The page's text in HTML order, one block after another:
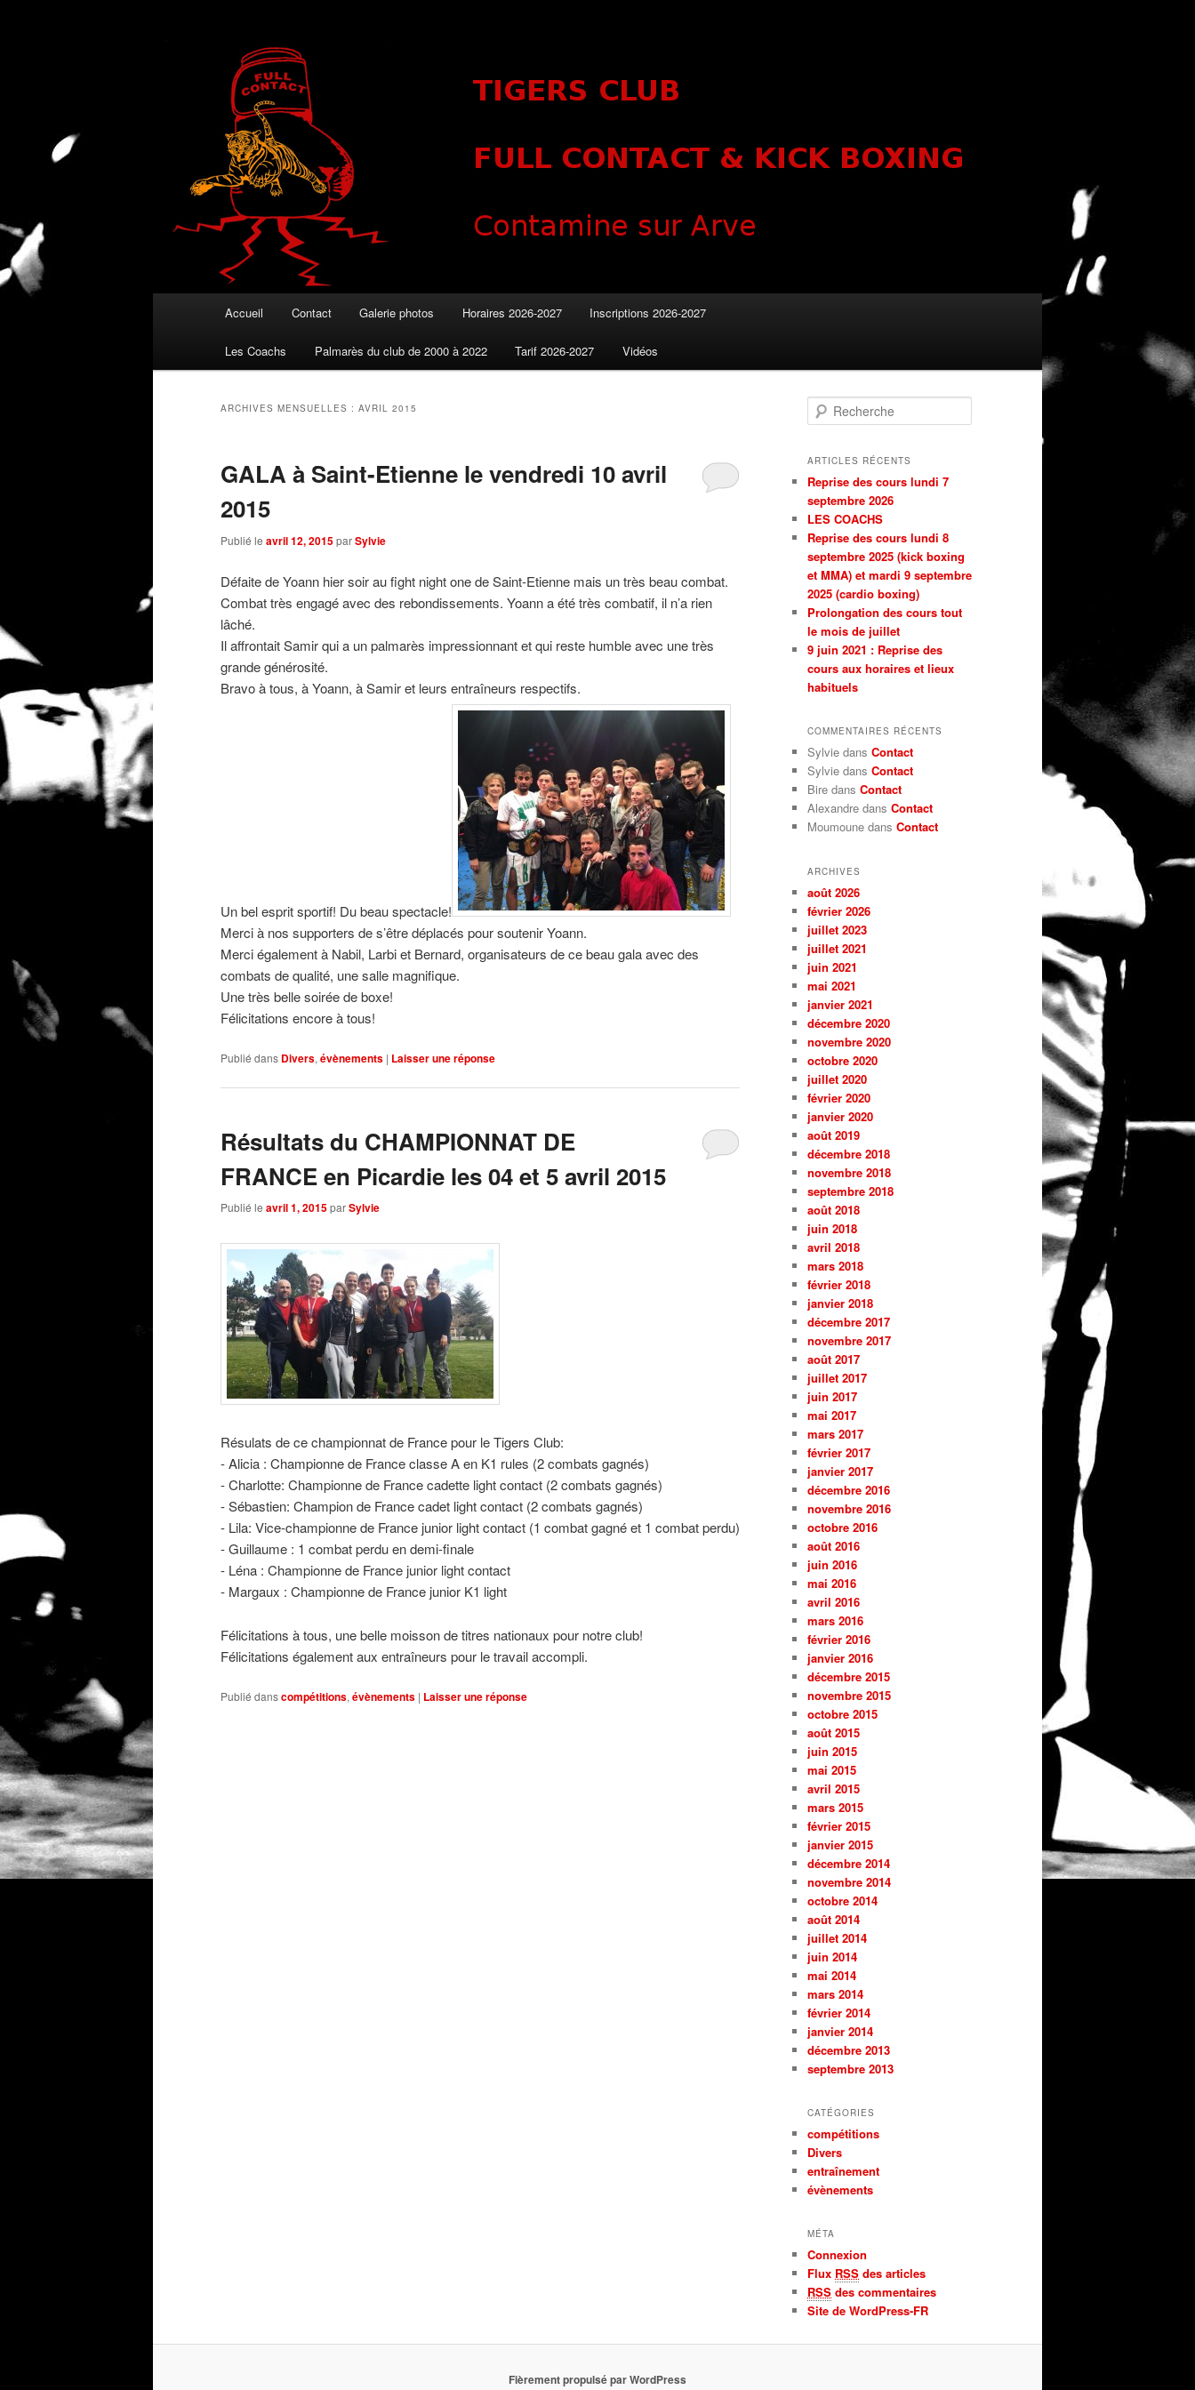
Tigers Club
Aller au contenu principal
Aller au contenu secondaire
Accueil Contact Galerie photos Horaires 2026-2027 Inscriptions 2026-2027
Les Coachs Palmarès du club de 2000 à 2022 Tarif 2026-2027 Vidéos
ARCHIVES MENSUELLES : AVRIL 2015
GALA à Saint-Etienne le vendredi 10 avril
2015
Publié le avril 12, 2015parSylvie
Défaite de Yoann hier soir au fight night one de Saint-Etienne mais un très beau combat.
Combat très engagé avec des rebondissements. Yoann a été très combatif, il n’a rien
lâché.
Il affrontait Samir qui a un palmarès impressionnant et qui reste humble avec une très
grande générosité.
Bravo à tous, à Yoann, à Samir et leurs entraîneurs respectifs.
Un bel esprit sportif! Du beau spectacle!
Merci à nos supporters de s’être déplacés pour soutenir Yoann.
Merci également à Nabil, Larbi et Bernard, organisateurs de ce beau gala avec des
combats de qualité, une salle magnifique.
Une très belle soirée de boxe!
Félicitations encore à tous!
Publié dans Divers, évènements | Laisser une réponse
Résultats du CHAMPIONNAT DE
FRANCE en Picardie les 04 et 5 avril 2015
Publié le avril 1, 2015parSylvie
Résulats de ce championnat de France pour le Tigers Club:
- Alicia : Championne de France classe A en K1 rules (2 combats gagnés)
- Charlotte: Championne de France cadette light contact (2 combats gagnés)
- Sébastien: Champion de France cadet light contact (2 combats gagnés)
- Lila: Vice-championne de France junior light contact (1 combat gagné et 1 combat perdu)
- Guillaume : 1 combat perdu en demi-finale
- Léna : Championne de France junior light contact
- Margaux : Championne de France junior K1 light
Félicitations à tous, une belle moisson de titres nationaux pour notre club!
Félicitations également aux entraîneurs pour le travail accompli.
Publié danscompétitions, évènements | Laisser une réponse
Recherche
ARTICLES RÉCENTS
Reprise des cours lundi 7
septembre 2026
LES COACHS
Reprise des cours lundi 8
septembre 2025 (kick boxing
et MMA) et mardi 9 septembre
2025 (cardio boxing)
Prolongation des cours tout
le mois de juillet
9 juin 2021 : Reprise des
cours aux horaires et lieux
habituels
COMMENTAIRES RÉCENTS
Sylvie dans Contact
Sylvie dans Contact
Bire dans Contact
Alexandre dans Contact
Moumoune dans Contact
ARCHIVES
août 2026
février 2026
juillet 2023
juillet 2021
juin 2021
mai 2021
janvier 2021
décembre 2020
novembre 2020
octobre 2020
juillet 2020
février 2020
janvier 2020
août 2019
décembre 2018
novembre 2018
septembre 2018
août 2018
juin 2018
avril 2018
mars 2018
février 2018
janvier 2018
décembre 2017
novembre 2017
août 2017
juillet 2017
juin 2017
mai 2017
mars 2017
février 2017
janvier 2017
décembre 2016
novembre 2016
octobre 2016
août 2016
juin 2016
mai 2016
avril 2016
mars 2016
février 2016
janvier 2016
décembre 2015
novembre 2015
octobre 2015
août 2015
juin 2015
mai 2015
avril 2015
mars 2015
février 2015
janvier 2015
décembre 2014
novembre 2014
octobre 2014
août 2014
juillet 2014
juin 2014
mai 2014
mars 2014
février 2014
janvier 2014
décembre 2013
septembre 2013
CATÉGORIES
compétitions
Divers
entraînement
évènements
MÉTA
Connexion
Flux RSS des articles
RSS des commentaires
Site de WordPress-FR
Fièrement propulsé par WordPress